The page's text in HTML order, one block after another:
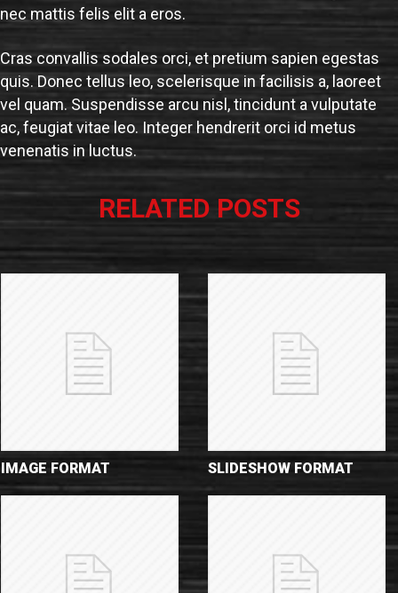
nec mattis felis elit a eros.
Cras convallis sodales orci, et pretium sapien egestas
quis. Donec tellus leo, scelerisque in facilisis a, laoreet
vel quam. Suspendisse arcu nisl, tincidunt a vulputate
ac, feugiat vitae leo. Integer hendrerit orci id metus
venenatis in luctus.
RELATED POSTS
IMAGE FORMAT SLIDESHOW FORMAT